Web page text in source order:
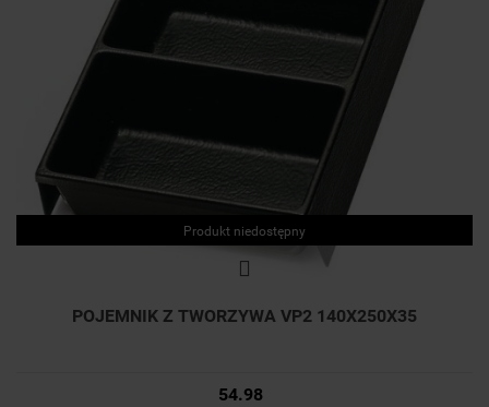
Produkt niedostępny
POJEMNIK Z TWORZYWA VP2 140X250X35
54.98